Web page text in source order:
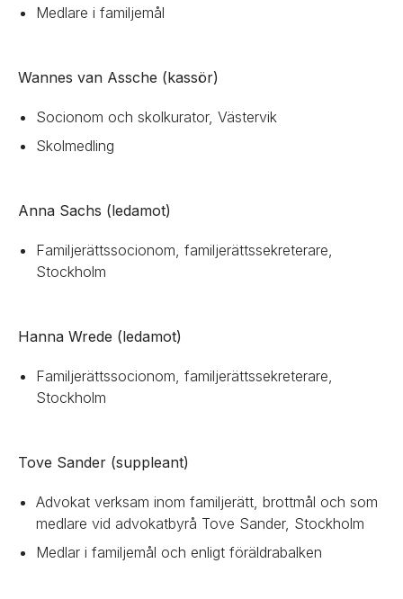
Medlare i familjemål
Wannes van Assche (kassör)
Socionom och skolkurator, Västervik
Skolmedling
Anna Sachs (ledamot)
Familjerättssocionom, familjerättssekreterare,
Stockholm
Hanna Wrede (ledamot)
Familjerättssocionom, familjerättssekreterare,
Stockholm
Tove Sander (suppleant)
Advokat verksam inom familjerätt, brottmål och som
medlare vid advokatbyrå Tove Sander, Stockholm
Medlar i familjemål och enligt föräldrabalken